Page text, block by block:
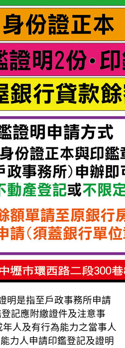
明是指至戶政事務所申請
記應附繳證件及注意事
人及有行為能力之當事人
力人申請印鑑登記及證明